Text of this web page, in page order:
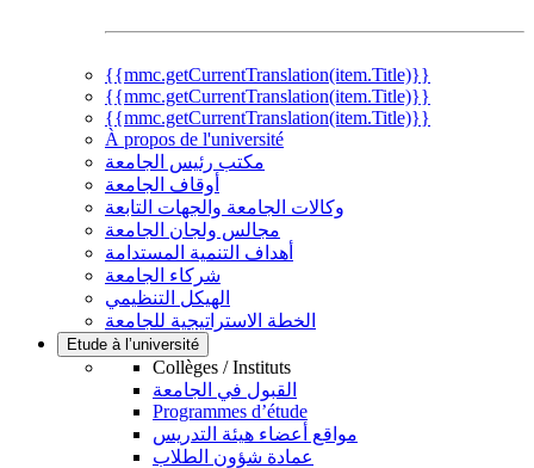
{{mmc.getCurrentTranslation(item.Title)}}
{{mmc.getCurrentTranslation(item.Title)}}
{{mmc.getCurrentTranslation(item.Title)}}
À propos de l'université
مكتب رئيس الجامعة
أوقاف الجامعة
وكالات الجامعة والجهات التابعة
مجالس ولجان الجامعة
أهداف التنمية المستدامة
شركاء الجامعة
الهيكل التنظيمي
الخطة الاستراتيجية للجامعة
Etude à l’université
Collèges / Instituts
القبول في الجامعة
Programmes d’étude
مواقع أعضاء هيئة التدريس
عمادة شؤون الطلاب